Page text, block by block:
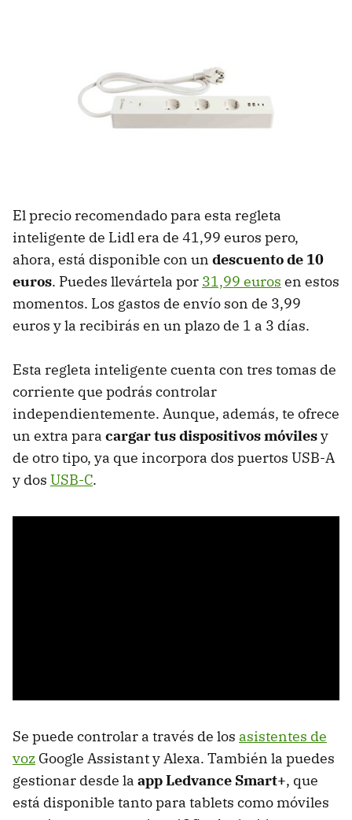
El precio recomendado para esta regleta
inteligente de Lidl era de 41,99 euros pero,
ahora, está disponible con un descuento de 10
euros. Puedes llevártela por 31,99 euros en estos
momentos. Los gastos de envío son de 3,99
euros y la recibirás en un plazo de 1 a 3 días.
Esta regleta inteligente cuenta con tres tomas de
corriente que podrás controlar
independientemente. Aunque, además, te ofrece
un extra para cargar tus dispositivos móvilesy
de otro tipo, ya que incorpora dos puertos USB-A
y dos USB-C.
Se puede controlar a través de los asistentes de
voz Google Assistant y Alexa. También la puedes
gestionar desde la app Ledvance Smart+, que
está disponible tanto para tablets como móviles